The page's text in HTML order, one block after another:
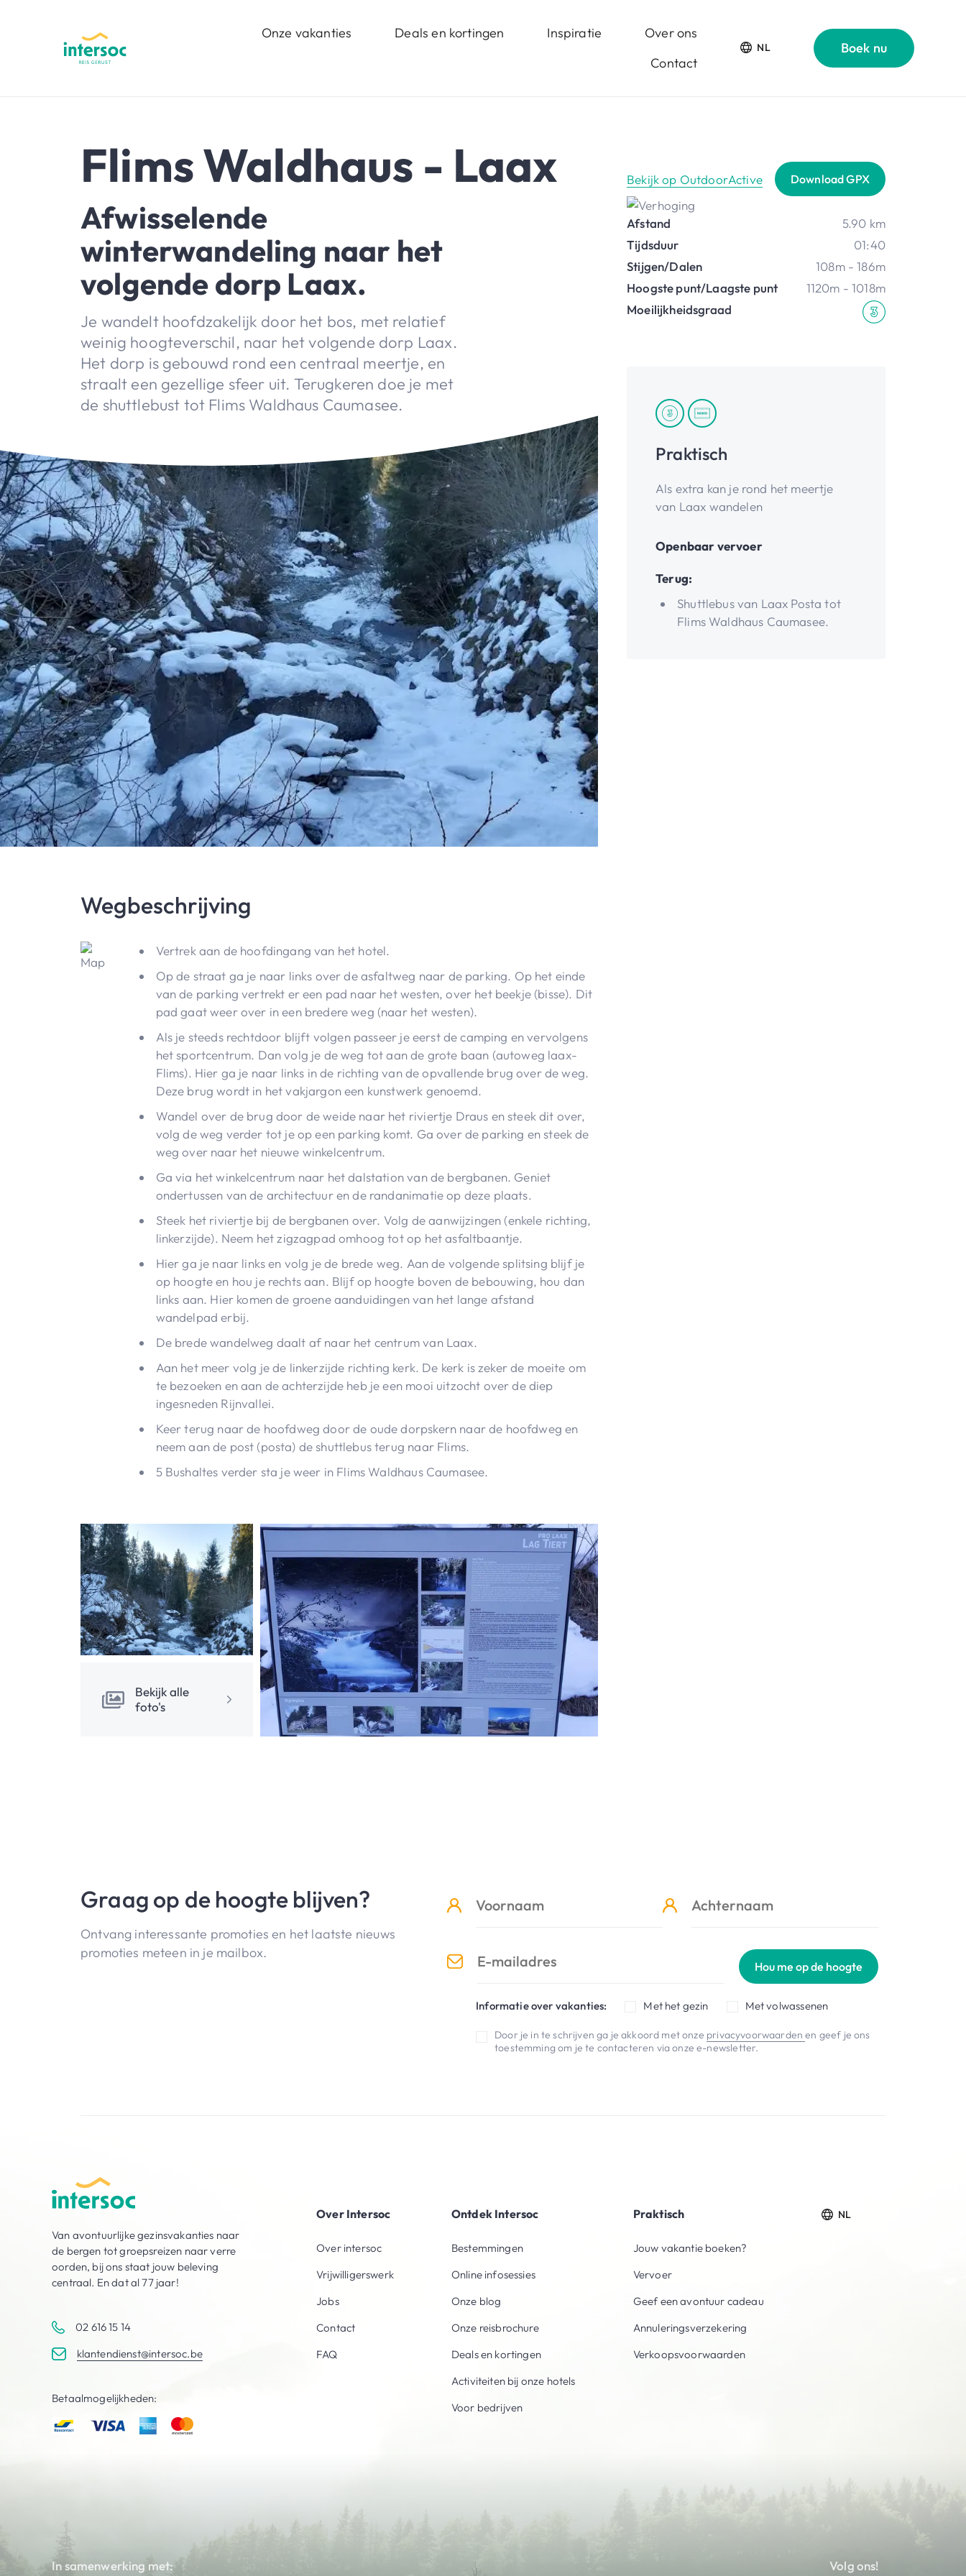
Onze vakanties Deals en kortingen Inspiratie
Over ons
Contact
NL Boek nu
Flims Waldhaus - Laax
Afwisselende
winterwandeling naar het
volgende dorp Laax.
Je wandelt hoofdzakelijk door het bos, met relatief
weinig hoogteverschil, naar het volgende dorp Laax.
Het dorp is gebouwd rond een centraal meertje, en
straalt een gezellige sfeer uit. Terugkeren doe je met
de shuttlebust tot Flims Waldhaus Caumasee.
Wegbeschrijving
Vertrek aan de hoofdingang van het hotel.
Op de straat ga je naar links over de asfaltweg naar de parking. Op het einde
van de parking vertrekt er een pad naar het westen, over het beekje (bisse). Dit
pad gaat weer over in een bredere weg (naar het westen).
Als je steeds rechtdoor blijft volgen passeer je eerst de camping en vervolgens
het sportcentrum. Dan volg je de weg tot aan de grote baan (autoweg laax-
Flims). Hier ga je naar links in de richting van de opvallende brug over de weg.
Deze brug wordt in het vakjargon een kunstwerk genoemd.
Wandel over de brug door de weide naar het riviertje Draus en steek dit over,
volg de weg verder tot je op een parking komt. Ga over de parking en steek de
weg over naar het nieuwe winkelcentrum.
Ga via het winkelcentrum naar het dalstation van de bergbanen. Geniet
ondertussen van de architectuur en de randanimatie op deze plaats.
Steek het riviertje bij de bergbanen over. Volg de aanwijzingen (enkele richting,
linkerzijde). Neem het zigzagpad omhoog tot op het asfaltbaantje.
Hier ga je naar links en volg je de brede weg. Aan de volgende splitsing blijf je
op hoogte en hou je rechts aan. Blijf op hoogte boven de bebouwing, hou dan
links aan. Hier komen de groene aanduidingen van het lange afstand
wandelpad erbij.
De brede wandelweg daalt af naar het centrum van Laax.
Aan het meer volg je de linkerzijde richting kerk. De kerk is zeker de moeite om
te bezoeken en aan de achterzijde heb je een mooi uitzocht over de diep
ingesneden Rijnvallei.
Keer terug naar de hoofdweg door de oude dorpskern naar de hoofdweg en
neem aan de post (posta) de shuttlebus terug naar Flims.
5 Bushaltes verder sta je weer in Flims Waldhaus Caumasee.
Bekijk alle
foto's
Bekijk op OutdoorActive Download GPX
Afstand
5.90 km
Tijdsduur
01:40
Stijgen/Dalen
108m - 186m
Hoogste punt/Laagste punt
1120m - 1018m
Moeilijkheidsgraad
Praktisch
Als extra kan je rond het meertje
van Laax wandelen
Openbaar vervoer
Terug:
Shuttlebus van Laax Posta tot
Flims Waldhaus Caumasee.
Graag op de hoogte blijven?
Ontvang interessante promoties en het laatste nieuws
promoties meteen in je mailbox.
Hou me op de hoogte
Informatie over vakanties: Met het gezin Met volwassenen
Door je in te schrijven ga je akkoord met onze privacyvoorwaardenen geef je ons
toestemming om je te contacteren via onze e-newsletter.
Van avontuurlijke gezinsvakanties naar
de bergen tot groepsreizen naar verre
oorden, bij ons staat jouw beleving
centraal. En dat al 77 jaar!
02 616 15 14
klantendienst@intersoc.be
Betaalmogelijkheden:
Over Intersoc
Over intersoc
Vrijwilligerswerk
Jobs
Contact
FAQ
Ontdek Intersoc
Bestemmingen
Online infosessies
Onze blog
Onze reisbrochure
Deals en kortingen
Activiteiten bij onze hotels
Voor bedrijven
Praktisch
Jouw vakantie boeken?
Vervoer
Geef een avontuur cadeau
Annuleringsverzekering
Verkoopsvoorwaarden
NL
In samenwerking met: Volg ons!